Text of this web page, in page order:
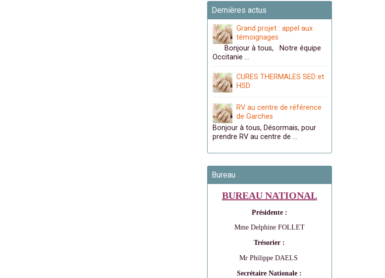
Dernières actus
Grand projet : appel aux
témoignages
Bonjour à tous, Notre équipe
Occitanie …
CURES THERMALES SED et
HSD
RV au centre de référence
de Garches
Bonjour à tous, Désormais, pour
prendre RV au centre de …
Bureau
BUREAU NATIONAL
Présidente :
Mme Delphine FOLLET
Trésorier :
Mr Philippe DAELS
Secrétaire Nationale :